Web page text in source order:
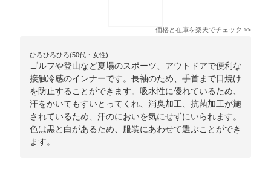
価格と在庫を楽天でチェック >>
ひろひろひろ(50代・女性)
ゴルフや登山など夏場のスポーツ、アウトドアで便利な
接触冷感のインナーです。長袖のため、手首まで日焼け
を防止することができます。吸水性に優れているため、
汗をかいてもすいとってくれ、消臭加工、抗菌加工が施
されているため、汗のにおいを気にせずにいられます。
色は黒と白があるため、服装にあわせて選ぶことができ
ます。